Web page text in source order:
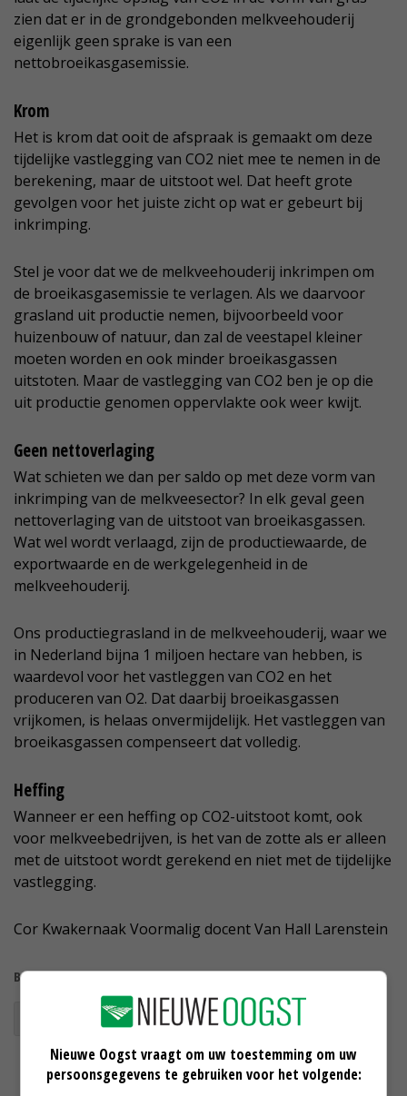
zien dat er in de grondgebonden melkveehouderij
eigenlijk geen sprake is van een
nettobroeikasgasemissie.
Krom
Het is krom dat ooit de afspraak is gemaakt om deze
tijdelijke vastlegging van CO2 niet mee te nemen in de
berekening, maar de uitstoot wel. Dat heeft grote
gevolgen voor het juiste zicht op wat er gebeurt bij
inkrimping.
Stel je voor dat we de melkveehouderij inkrimpen om
de broeikasgasemissie te verlagen. Als we daarvoor
grasland uit productie nemen, bijvoorbeeld voor
huizenbouw of natuur, dan zal de veestapel kleiner
moeten worden en ook minder broeikasgassen
uitstoten. Maar de vastlegging van CO2 ben je op die
uit productie genomen oppervlakte ook weer kwijt.
Geen nettoverlaging
Wat schieten we dan per saldo op met deze vorm van
inkrimping van de melkveesector? In elk geval geen
nettoverlaging van de uitstoot van broeikasgassen.
Wat wel wordt verlaagd, zijn de productiewaarde, de
exportwaarde en de werkgelegenheid in de
melkveehouderij.
Ons productiegrasland in de melkveehouderij, waar we
in Nederland bijna 1 miljoen hectare van hebben, is
waardevol voor het vastleggen van CO2 en het
produceren van O2. Dat daarbij broeikasgassen
vrijkomen, is helaas onvermijdelijk. Het vastleggen van
broeikasgassen compenseert dat volledig.
Heffing
Wanneer er een heffing op CO2-uitstoot komt, ook
voor melkveebedrijven, is het van de zotte als er alleen
met de uitstoot wordt gerekend en niet met de tijdelijke
vastlegging.
Cor KwakernaakVoormalig docent Van Hall Larenstein
Bekijk meer over:
CO2-reductie
Nieuwe Oogst vraagt om uw toestemming om uw
persoonsgegevens te gebruiken voor het volgende: